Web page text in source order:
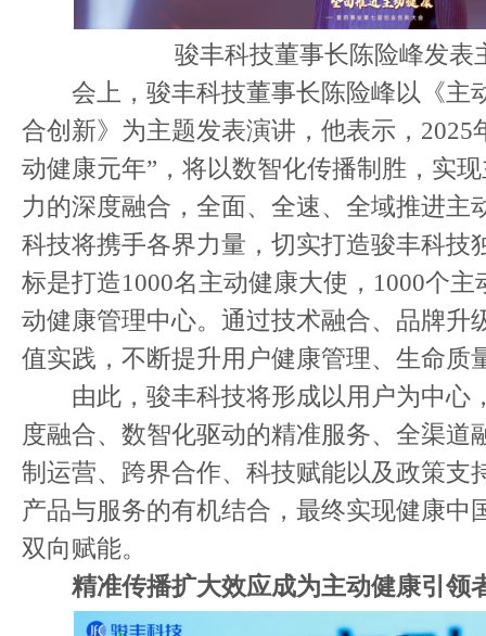
骏丰科技董事长陈险峰发表
会上，骏丰科技董事长陈险峰以《主
合创新》为主题发表演讲，他表示，2025
动健康元年”，将以数智化传播制胜，实
力的深度融合，全面、全速、全域推进主
科技将携手各界力量，切实打造骏丰科技
标是打造1000名主动健康大使，1000个
动健康管理中心。通过技术融合、品牌升
值实践，不断提升用户健康管理、生命质
由此，骏丰科技将形成以用户为中心
度融合、数智化驱动的精准服务、全渠道
制运营、跨界合作、科技赋能以及政策支
产品与服务的有机结合，最终实现健康中
双向赋能。
精准传播扩大效应成为主动健康引领